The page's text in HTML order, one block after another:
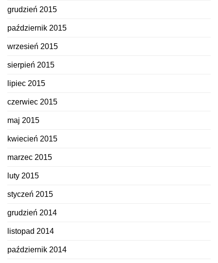
grudzień 2015
październik 2015
wrzesień 2015
sierpień 2015
lipiec 2015
czerwiec 2015
maj 2015
kwiecień 2015
marzec 2015
luty 2015
styczeń 2015
grudzień 2014
listopad 2014
październik 2014